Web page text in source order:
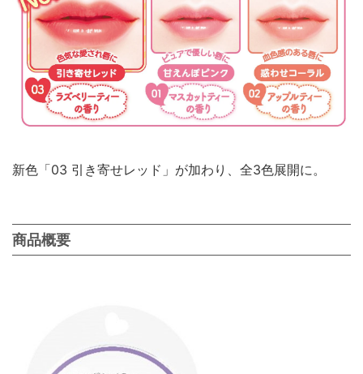
新色「03 引き寄せレッド」が加わり、全3色展開に。
商品概要